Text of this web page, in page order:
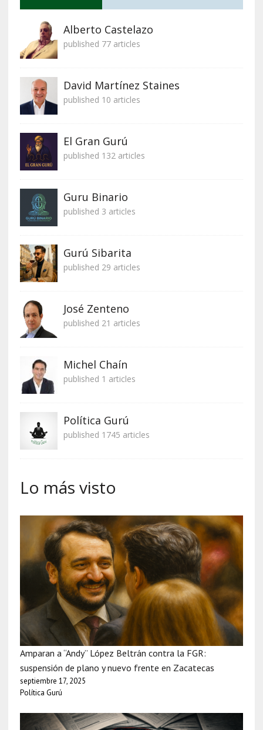
Alberto Castelazo
published 77 articles
David Martínez Staines
published 10 articles
El Gran Gurú
published 132 articles
Guru Binario
published 3 articles
Gurú Sibarita
published 29 articles
José Zenteno
published 21 articles
Michel Chaín
published 1 articles
Política Gurú
published 1745 articles
Lo más visto
Amparan a “Andy” López Beltrán contra la FGR:
suspensión de plano y nuevo frente en Zacatecas
septiembre 17, 2025
Política Gurú